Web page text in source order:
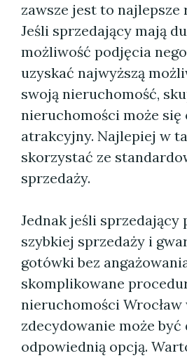
zawsze jest to najlepsze
Jeśli sprzedający mają
możliwość podjęcia
uzyskać najwyższą
swoją nieruchomość,
nieruchomości może się
atrakcyjny. Najlepiej w
skorzystać ze
sprzedaży.
Jednak jeśli sprzedający
szybkiej sprzedaży i
gotówki bez
skomplikowane
nieruchomości
zdecydowanie może być
odpowiednią opcją.